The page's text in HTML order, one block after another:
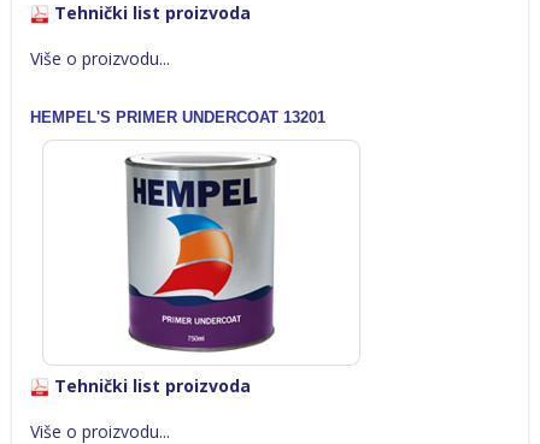
Tehnički list proizvoda
Više o proizvodu...
HEMPEL'S PRIMER UNDERCOAT 13201
Tehnički list proizvoda
Više o proizvodu...